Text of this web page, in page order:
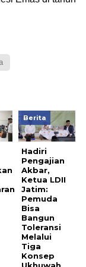
Berita
Hadiri
Pengajian
Akbar,
Ketua LDII
Jatim:
Pemuda
Bisa
Bangun
Toleransi
Melalui
Tiga
Konsep